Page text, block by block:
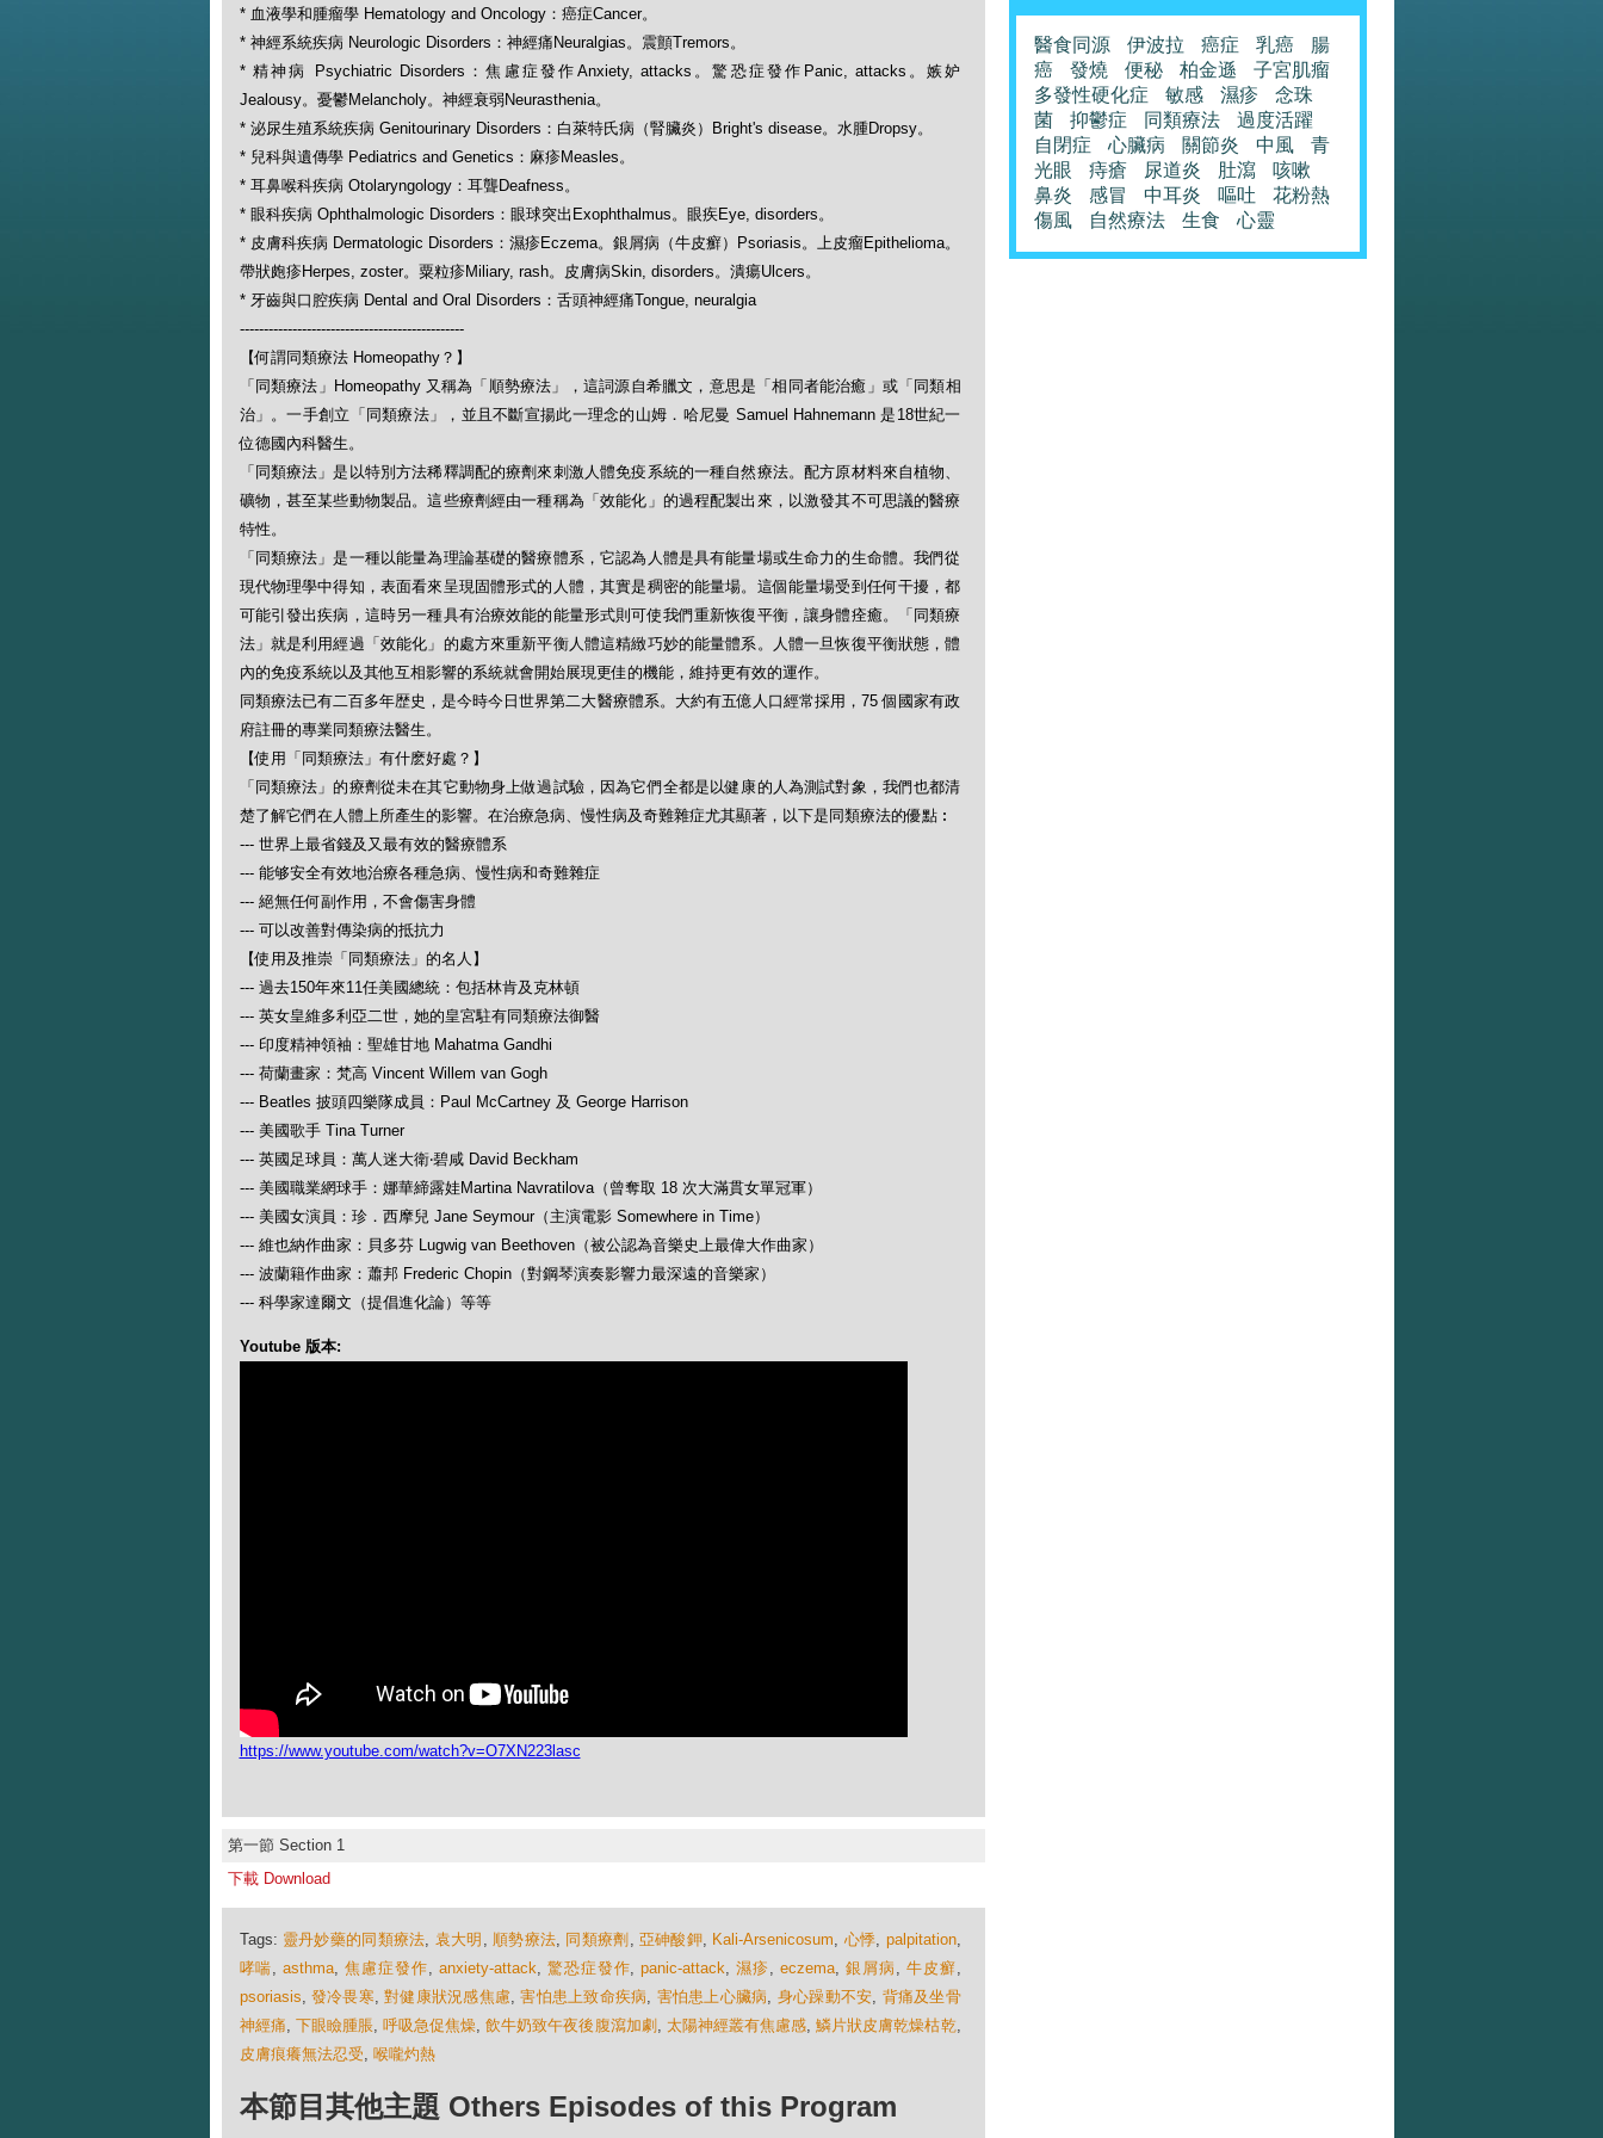
* 血液學和腫瘤學 Hematology and Oncology：癌症Cancer。
* 神經系統疾病 Neurologic Disorders：神經痛Neuralgias。震顫Tremors。
* 精神病 Psychiatric Disorders：焦慮症發作Anxiety, attacks。驚恐症發作Panic, attacks。嫉妒
Jealousy。憂鬱Melancholy。神經衰弱Neurasthenia。
* 泌尿生殖系統疾病 Genitourinary Disorders：白萊特氏病（腎臟炎）Bright's disease。水腫Dropsy。
* 兒科與遺傳學 Pediatrics and Genetics：麻疹Measles。
* 耳鼻喉科疾病 Otolaryngology：耳聾Deafness。
* 眼科疾病 Ophthalmologic Disorders：眼球突出Exophthalmus。眼疾Eye, disorders。
* 皮膚科疾病 Dermatologic Disorders：濕疹Eczema。銀屑病（牛皮癬）Psoriasis。上皮瘤Epithelioma。
帶狀皰疹Herpes, zoster。粟粒疹Miliary, rash。皮膚病Skin, disorders。潰瘍Ulcers。
* 牙齒與口腔疾病 Dental and Oral Disorders：舌頭神經痛Tongue, neuralgia
-----------------------------------------------
【何謂同類療法 Homeopathy？】
「同類療法」Homeopathy 又稱為「順勢療法」，這詞源自希臘文，意思是「相同者能治癒」或「同類相
治」。一手創立「同類療法」，並且不斷宣揚此一理念的山姆．哈尼曼 Samuel Hahnemann 是18世紀一
位德國內科醫生。
「同類療法」是以特別方法稀釋調配的療劑來刺激人體免疫系統的一種自然療法。配方原材料來自植物、
礦物，甚至某些動物製品。這些療劑經由一種稱為「效能化」的過程配製出來，以激發其不可思議的醫療
特性。
「同類療法」是一種以能量為理論基礎的醫療體系，它認為人體是具有能量場或生命力的生命體。我們從
現代物理學中得知，表面看來呈現固體形式的人體，其實是稠密的能量場。這個能量場受到任何干擾，都
可能引發出疾病，這時另一種具有治療效能的能量形式則可使我們重新恢復平衡，讓身體痊癒。「同類療
法」就是利用經過「效能化」的處方來重新平衡人體這精緻巧妙的能量體系。人體一旦恢復平衡狀態，體
內的免疫系統以及其他互相影響的系統就會開始展現更佳的機能，維持更有效的運作。
同類療法已有二百多年歴史，是今時今日世界第二大醫療體系。大約有五億人口經常採用，75 個國家有政
府註冊的專業同類療法醫生。
【使用「同類療法」有什麽好處？】
「同類療法」的療劑從未在其它動物身上做過試驗，因為它們全都是以健康的人為測試對象，我們也都清
楚了解它們在人體上所產生的影響。在治療急病、慢性病及奇難雜症尤其顯著，以下是同類療法的優點︰
--- 世界上最省錢及又最有效的醫療體系
--- 能够安全有效地治療各種急病、慢性病和奇難雜症
--- 絕無任何副作用，不會傷害身體
--- 可以改善對傳染病的抵抗力
【使用及推崇「同類療法」的名人】
--- 過去150年來11任美國總統：包括林肯及克林頓
--- 英女皇維多利亞二世，她的皇宮駐有同類療法御醫
--- 印度精神領袖：聖雄甘地 Mahatma Gandhi
--- 荷蘭畫家：梵高 Vincent Willem van Gogh
--- Beatles 披頭四樂隊成員：Paul McCartney 及 George Harrison
--- 美國歌手 Tina Turner
--- 英國足球員：萬人迷大衛‧碧咸 David Beckham
--- 美國職業網球手：娜華締露娃Martina Navratilova（曾奪取 18 次大滿貫女單冠軍）
--- 美國女演員：珍．西摩兒 Jane Seymour（主演電影 Somewhere in Time）
--- 維也納作曲家：貝多芬 Lugwig van Beethoven（被公認為音樂史上最偉大作曲家）
--- 波蘭籍作曲家：蕭邦 Frederic Chopin（對鋼琴演奏影響力最深遠的音樂家）
--- 科學家達爾文（提倡進化論）等等
Youtube 版本:
https://www.youtube.com/watch?v=O7XN223lasc
第一節 Section 1
下載 Download
Tags: 靈丹妙藥的同類療法, 袁大明 , 順勢療法, 同類療劑 , 亞砷酸鉀, Kali-Arsenicosum, 心悸, palpitation,
哮喘,asthma,焦慮症發作, anxiety-attack, 驚恐症發作,panic-attack,濕疹,eczema,銀屑病 , 牛皮癬,
psoriasis, 發冷畏寒,對健康狀況感焦慮,害怕患上致命疾病, 害怕患上心臟病, 身心躁動不安, 背痛及坐骨
神經痛, 下眼瞼腫脹, 呼吸急促焦燥,飲牛奶致午夜後腹瀉加劇 , 太陽神經叢有焦慮感,鱗片狀皮膚乾燥枯乾,
皮膚痕癢無法忍受, 喉嚨灼熱
本節目其他主題 Others Episodes of this Program
醫食同源 伊波拉 癌症 乳癌
腸
癌
發燒 便秘 柏金遜
子宮肌瘤
多發性硬化症
敏感 濕疹
念珠
菌
抑鬱症 同類療法
過度活躍
自閉症
心臟病 關節炎 中風
青
光眼
痔瘡 尿道炎 肚瀉
咳嗽
鼻炎
感冒 中耳炎 嘔吐
花粉熱
傷風
自然療法 生食 心靈